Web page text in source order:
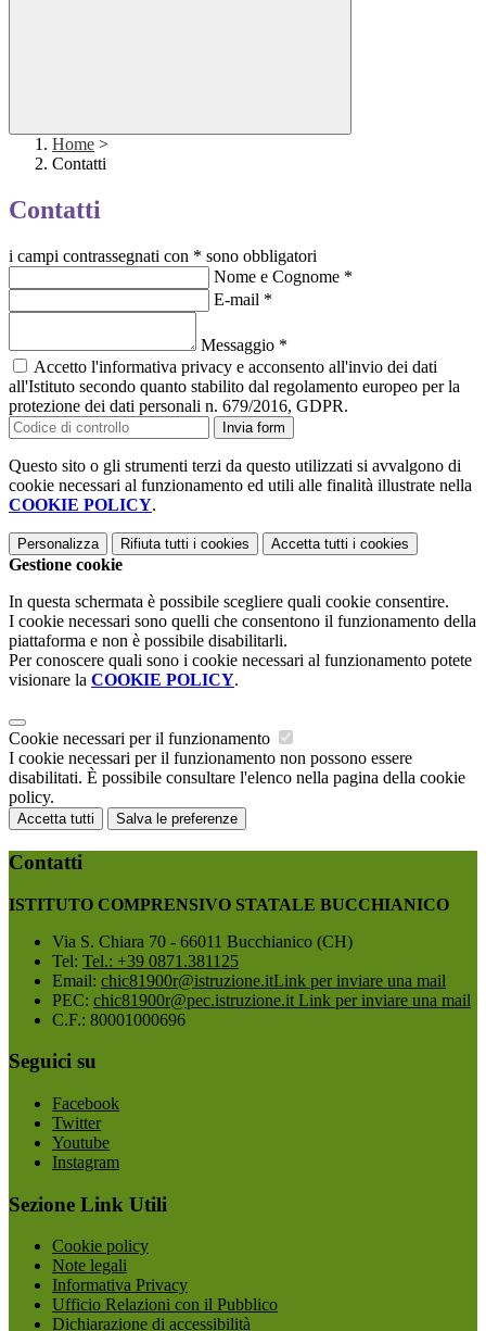
Home >
Contatti
Contatti
i campi contrassegnati con * sono obbligatori
Nome e Cognome *
E-mail *
Messaggio *
Accetto l'informativa privacy e acconsento all'invio dei dati
all'Istituto secondo quanto stabilito dal regolamento europeo per la
protezione dei dati personali n. 679/2016, GDPR.
Invia form
Questo sito o gli strumenti terzi da questo utilizzati si avvalgono di
cookie necessari al funzionamento ed utili alle finalità illustrate nella
COOKIE POLICY.
Personalizza Rifiuta tutti i cookies Accetta tutti i cookies
Gestione cookie
In questa schermata è possibile scegliere quali cookie consentire.
I cookie necessari sono quelli che consentono il funzionamento della
piattaforma e non è possibile disabilitarli.
Per conoscere quali sono i cookie necessari al funzionamento potete
visionare la COOKIE POLICY.
Cookie necessari per il funzionamento
I cookie necessari per il funzionamento non possono essere
disabilitati. È possibile consultare l'elenco nella pagina della cookie
policy.
Accetta tutti Salva le preferenze
Contatti
ISTITUTO COMPRENSIVO STATALE BUCCHIANICO
Via S. Chiara 70 - 66011 Bucchianico (CH)
Tel: Tel.: +39 0871.381125
Email: chic81900r@istruzione.itLink per inviare una mail
PEC: chic81900r@pec.istruzione.it Link per inviare una mail
C.F.: 80001000696
Seguici su
Facebook
Twitter
Youtube
Instagram
Sezione Link Utili
Cookie policy
Note legali
Informativa Privacy
Ufficio Relazioni con il Pubblico
Dichiarazione di accessibilità